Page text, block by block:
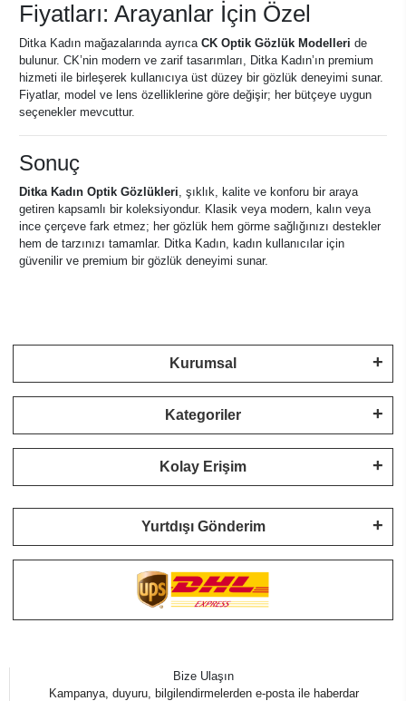
Fiyatları: Arayanlar İçin Özel
Ditka Kadın mağazalarında ayrıca CK Optik Gözlük Modelleri de
bulunur. CK’nin modern ve zarif tasarımları, Ditka Kadın’ın premium
hizmeti ile birleşerek kullanıcıya üst düzey bir gözlük deneyimi sunar.
Fiyatlar, model ve lens özelliklerine göre değişir; her bütçeye uygun
seçenekler mevcuttur.
Sonuç
Ditka Kadın Optik Gözlükleri, şıklık, kalite ve konforu bir araya
getiren kapsamlı bir koleksiyondur. Klasik veya modern, kalın veya
ince çerçeve fark etmez; her gözlük hem görme sağlığınızı destekler
hem de tarzınızı tamamlar. Ditka Kadın, kadın kullanıcılar için
güvenilir ve premium bir gözlük deneyimi sunar.
Kurumsal
Kategoriler
Kolay Erişim
Yurtdışı Gönderim
Bize Ulaşın
Kampanya, duyuru, bilgilendirmelerden e-posta ile haberdar